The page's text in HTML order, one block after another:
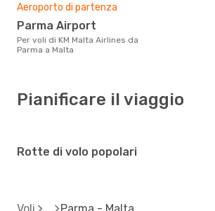
Aeroporto di partenza
Parma Airport
Per voli di KM Malta Airlines da
Parma a Malta
Pianificare il viaggio
Rotte di volo popolari